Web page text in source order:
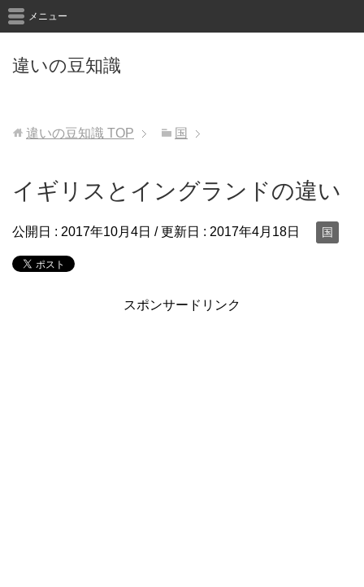
違いの豆知識
メニュー
違いの豆知識 TOP 国
イギリスとイングランドの違い
公開日 : 2017年10月4日 / 更新日 : 2017年4月18日 国
スポンサードリンク